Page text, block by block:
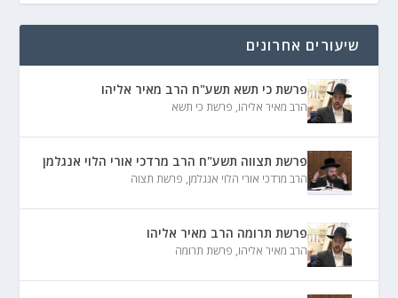
שיעורים אחרונים
פרשת כי תשא תשע"ח הרב מאיר אליהו
הרב מאיר אליהו, פרשת כי תשא
פרשת תצווה תשע"ח הרב מרדכי אורי הלוי אנגלמן
הרב מרדכי אורי הלוי אנגלמן, פרשת תצוה
פרשת תרומה הרב מאיר אליהו
הרב מאיר אליהו, פרשת תרומה